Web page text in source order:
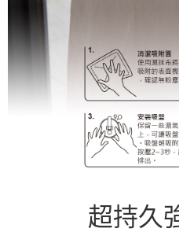
超持久